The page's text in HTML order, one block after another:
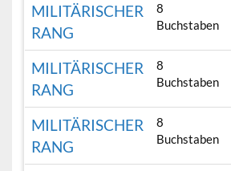
MILITÄRISCHER
RANG
8
Buchstaben
MILITÄRISCHER
RANG
8
Buchstaben
MILITÄRISCHER
RANG
8
Buchstaben